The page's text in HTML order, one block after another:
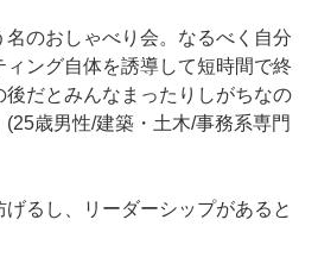
名のおしゃべり会。なるべく自分
ング自体を誘導して短時間で終
だとみんなまったりしがちなの
歳男性/建築・土木/事務系専門
るし、リーダーシップがあると